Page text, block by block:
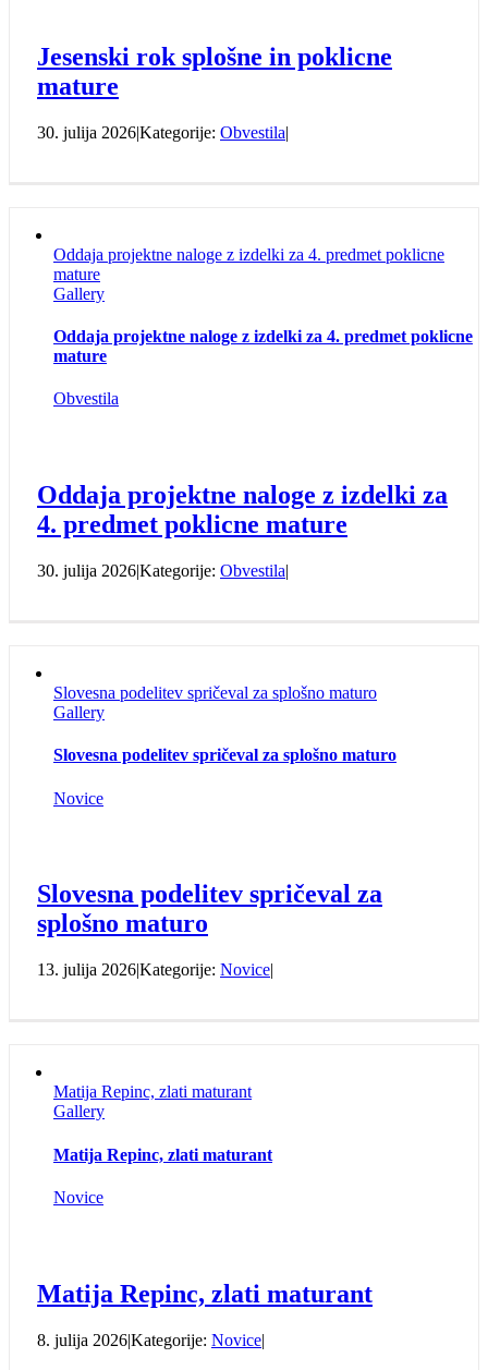
Jesenski rok splošne in poklicne
mature
30. julija 2026|Kategorije: Obvestila|
Oddaja projektne naloge z izdelki za 4. predmet poklicne
mature
Gallery
Oddaja projektne naloge z izdelki za 4. predmet poklicne
mature
Obvestila
Oddaja projektne naloge z izdelki za
4. predmet poklicne mature
30. julija 2026|Kategorije: Obvestila|
Slovesna podelitev spričeval za splošno maturo
Gallery
Slovesna podelitev spričeval za splošno maturo
Novice
Slovesna podelitev spričeval za
splošno maturo
13. julija 2026|Kategorije: Novice|
Matija Repinc, zlati maturant
Gallery
Matija Repinc, zlati maturant
Novice
Matija Repinc, zlati maturant
8. julija 2026|Kategorije: Novice|